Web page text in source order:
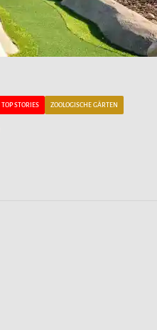
TOP STORIES ZOOLOGISCHE GÄRTEN